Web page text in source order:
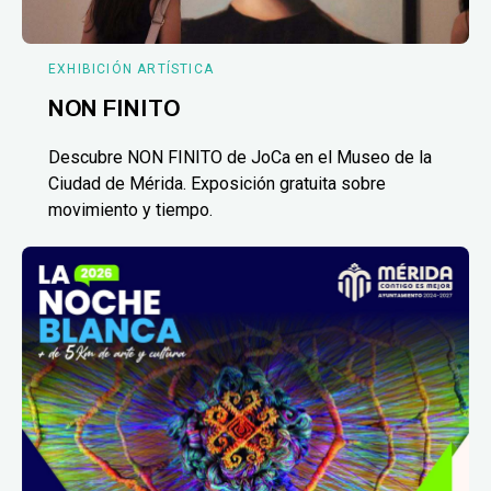
EXHIBICIÓN ARTÍSTICA
NON FINITO
Descubre NON FINITO de JoCa en el Museo de la
Ciudad de Mérida. Exposición gratuita sobre
movimiento y tiempo.